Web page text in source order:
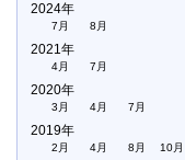
2024年
7月 8月
2021年
4月 7月
2020年
3月 4月 7月
2019年
2月 4月 8月 10月